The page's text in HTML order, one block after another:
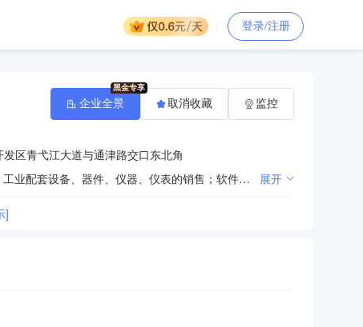
登录/注册
区青弋江大道与通津路交口东北角
工业窑炉设备，电子机械专用设备，自动化设备，电力电气设备，环保设备的研发、设计、生产、销售；工业配套设备、器件、仪器、仪表的销售；软件开发及技术转让；自营和代理各类商品和技术进出口业务。（依法须经批准的项目，经相关部门批准后方可开展经营活动） 展开
]
企业全景 取消收藏 监控